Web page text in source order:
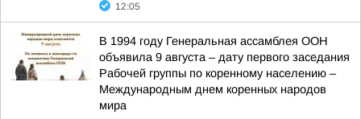
12:05
В 1994 году Генеральная ассамблея ООН
объявила 9 августа – дату первого заседания
Рабочей группы по коренному населению –
Международным днем коренных народов
мира